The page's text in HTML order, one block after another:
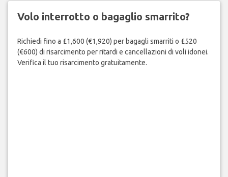
Volo interrotto o bagaglio smarrito?
Richiedi fino a £1,600 (€1,920) per bagagli smarriti o £520
(€600) di risarcimento per ritardi e cancellazioni di voli idonei.
Verifica il tuo risarcimento gratuitamente.